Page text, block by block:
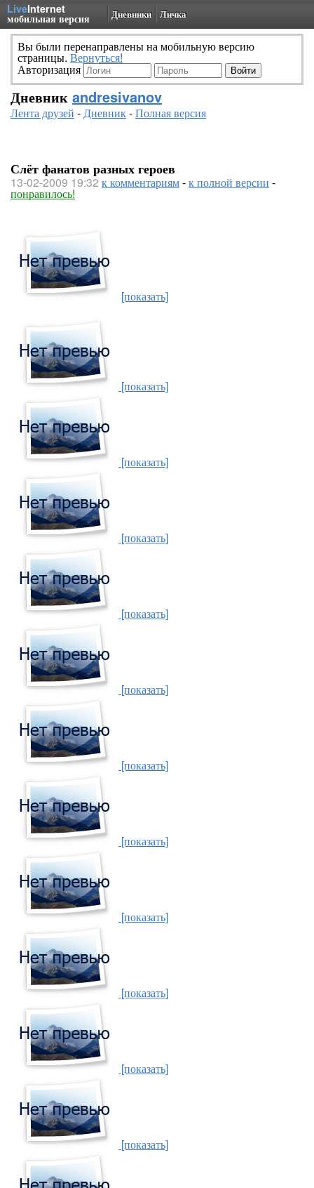
LiveInternet
мобильная версия Дневники Личка
Вы были перенаправлены на мобильную версию
страницы. Вернуться!
Авторизация
Дневник andresivanov
Лента друзей -Дневник-Полная версия
Слёт фанатов разных героев
13-02-2009 19:32 к комментариям-к полной версии -
понравилось!
[показать]
[показать]
[показать]
[показать]
[показать]
[показать]
[показать]
[показать]
[показать]
[показать]
[показать]
[показать]